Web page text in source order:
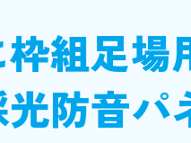
枠組足場
防音パ